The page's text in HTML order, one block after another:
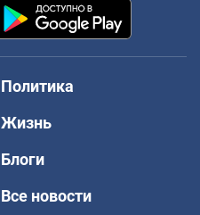
Политика
Жизнь
Блоги
Все новости